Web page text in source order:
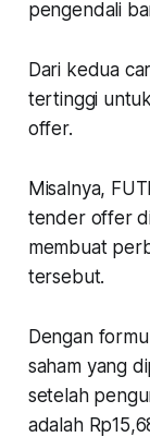
pengendali
Dari kedua
tertinggi
offer.
Misalnya,
tender offer
membuat
tersebut.
Dengan
saham yang
setelah
adalah